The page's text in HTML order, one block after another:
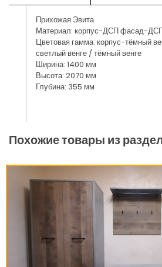
Прихожая Эвита
Материал: корпус-ДСП фасад-
Цветовая гамма: корпус-тёмный
светлый венге / тёмный венге
Ширина: 1400 мм
Высота: 2070 мм
Глубина: 355 мм
Похожие товары из